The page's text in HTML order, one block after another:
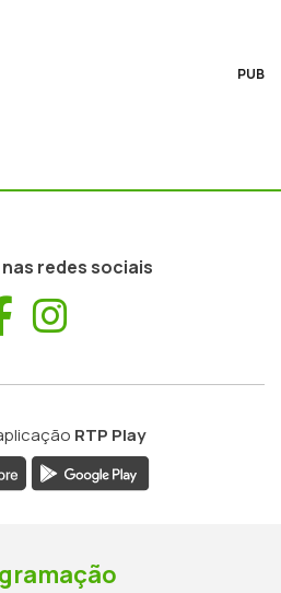
PUB
redes sociais
Facebook
RTP Play